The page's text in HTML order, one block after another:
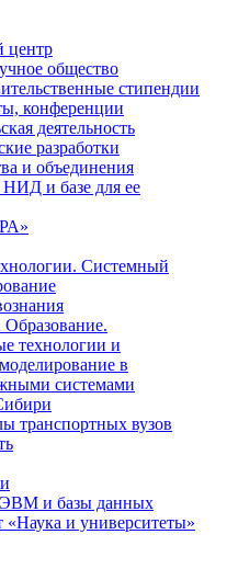
центр
общество
стипендии
конференции
деятельность
разработки
и объединения
и базе для ее
Системный
Образование.
технологии и
в
системами
транспортных вузов
и базы данных
и университеты»